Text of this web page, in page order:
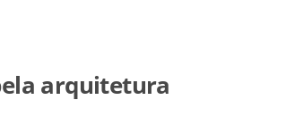
arquitetura